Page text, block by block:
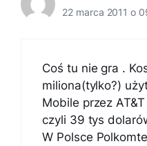
22 marca 2011 o
Coś tu nie gra .
miliona(tylko?)
Mobile przez
czyli 39 tys
W Polsce